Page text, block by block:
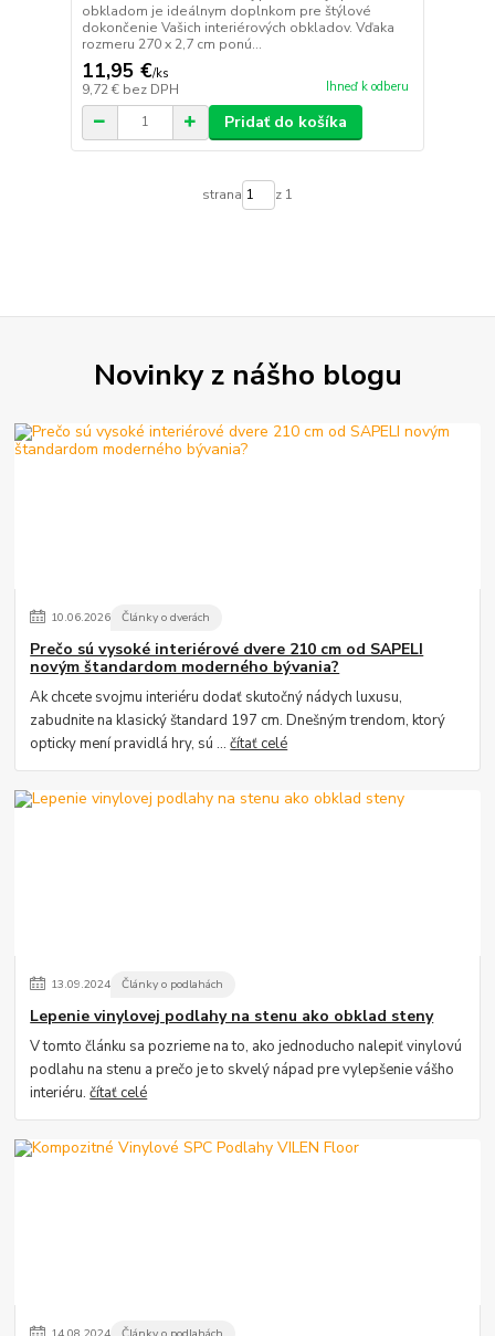
obkladom je ideálnym doplnkom pre štýlové
dokončenie Vašich interiérových obkladov. Vďaka
rozmeru 270 x 2,7 cm ponú...
11,95 €/ks
9,72 € bez DPH Ihneď k odberu
Pridať do košíka
strana z 1
Novinky z nášho blogu
10.06.2026 Články o dverách
Prečo sú vysoké interiérové dvere 210 cm od SAPELI
novým štandardom moderného bývania?
Ak chcete svojmu interiéru dodať skutočný nádych luxusu,
zabudnite na klasický štandard 197 cm. Dnešným trendom, ktorý
opticky mení pravidlá hry, sú ...čítať celé
13.09.2024 Články o podlahách
Lepenie vinylovej podlahy na stenu ako obklad steny
V tomto článku sa pozrieme na to, ako jednoducho nalepiť vinylovú
podlahu na stenu a prečo je to skvelý nápad pre vylepšenie vášho
interiéru.čítať celé